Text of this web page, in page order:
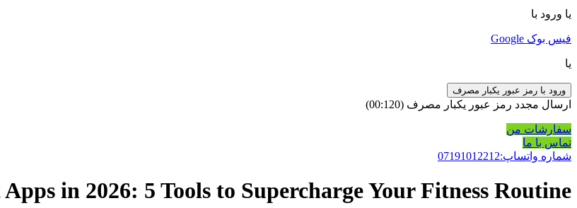
یا ورود با
فیس بوک Google
یا
ورود با رمز عبور یکبار مصرف
ارسال مجدد رمز عبور یکبار مصرف (00:
120
)
سفارشات من
تماس با ما
شماره واتساپ:07191012212
in 2026: 5 Tools to Supercharge Your Fitness Routine